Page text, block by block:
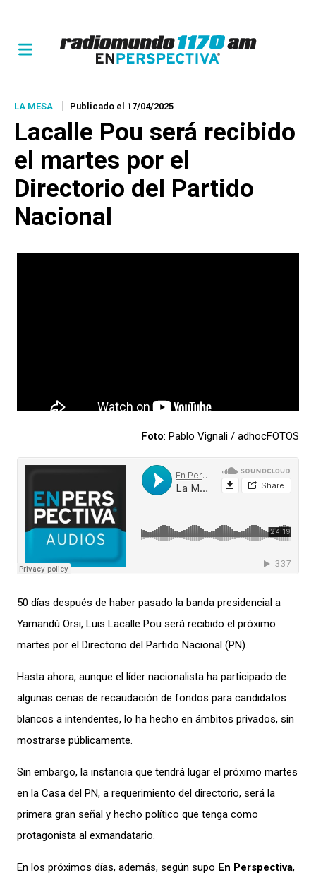
LA MESA Publicado el 17/04/2025
Lacalle Pou será recibido
el martes por el
Directorio del Partido
Nacional
Foto: Pablo Vignali / adhocFOTOS
50 días después de haber pasado la banda presidencial a
Yamandú Orsi, Luis Lacalle Pou será recibido el próximo
martes por el Directorio del Partido Nacional (PN).
Hasta ahora, aunque el líder nacionalista ha participado de
algunas cenas de recaudación de fondos para candidatos
blancos a intendentes, lo ha hecho en ámbitos privados, sin
mostrarse públicamente.
Sin embargo, la instancia que tendrá lugar el próximo martes
en la Casa del PN, a requerimiento del directorio, será la
primera gran señal y hecho político que tenga como
protagonista al exmandatario.
En los próximos días, además, según supo En Perspectiva,